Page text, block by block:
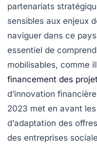
partenariats
sensibles aux enjeux
naviguer dans ce
essentiel de
mobilisables, comme
financement des
d’innovation
2023 met en avant
d’adaptation des
des entreprises